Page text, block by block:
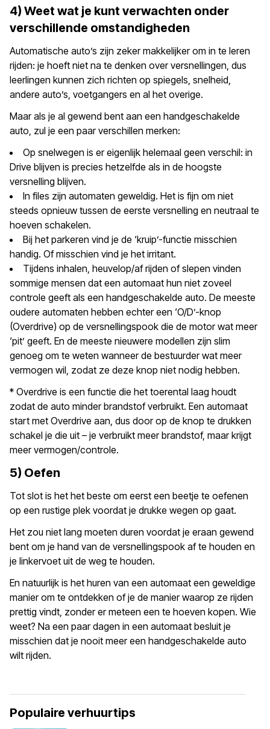
4) Weet wat je kunt verwachten onder
verschillende omstandigheden
Automatische auto’s zijn zeker makkelijker om in te leren
rijden: je hoeft niet na te denken over versnellingen, dus
leerlingen kunnen zich richten op spiegels, snelheid,
andere auto’s, voetgangers en al het overige.
Maar als je al gewend bent aan een handgeschakelde
auto, zul je een paar verschillen merken:
Op snelwegen is er eigenlijk helemaal geen verschil: in
Drive blijven is precies hetzelfde als in de hoogste
versnelling blijven.
In files zijn automaten geweldig. Het is fijn om niet
steeds opnieuw tussen de eerste versnelling en neutraal te
hoeven schakelen.
Bij het parkeren vind je de ‘kruip’-functie misschien
handig. Of misschien vind je het irritant.
Tijdens inhalen, heuvelop/af rijden of slepen vinden
sommige mensen dat een automaat hun niet zoveel
controle geeft als een handgeschakelde auto. De meeste
oudere automaten hebben echter een ‘O/D’-knop
(Overdrive) op de versnellingspook die de motor wat meer
‘pit’ geeft. En de meeste nieuwere modellen zijn slim
genoeg om te weten wanneer de bestuurder wat meer
vermogen wil, zodat ze deze knop niet nodig hebben.
* Overdrive is een functie die het toerental laag houdt
zodat de auto minder brandstof verbruikt. Een automaat
start met Overdrive aan, dus door op de knop te drukken
schakel je die uit – je verbruikt meer brandstof, maar krijgt
meer vermogen/controle.
5) Oefen
Tot slot is het het beste om eerst een beetje te oefenen
op een rustige plek voordat je drukke wegen op gaat.
Het zou niet lang moeten duren voordat je eraan gewend
bent om je hand van de versnellingspook af te houden en
je linkervoet uit de weg te houden.
En natuurlijk is het huren van een automaat een geweldige
manier om te ontdekken of je de manier waarop ze rijden
prettig vindt, zonder er meteen een te hoeven kopen. Wie
weet? Na een paar dagen in een automaat besluit je
misschien dat je nooit meer een handgeschakelde auto
wilt rijden.
Populaire verhuurtips